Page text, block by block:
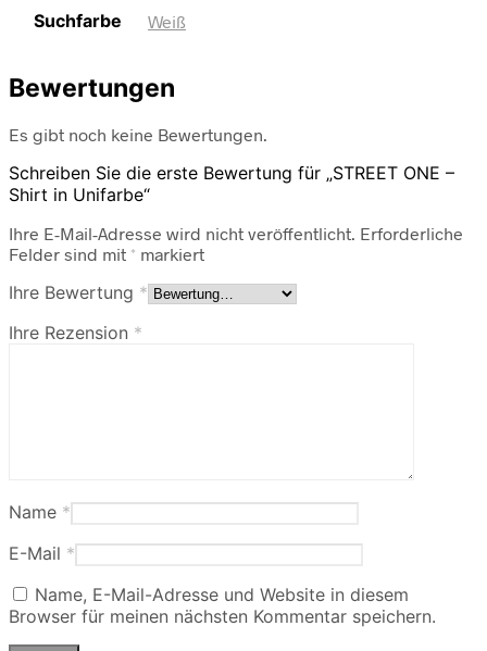
Suchfarbe Weiß
Bewertungen
Es gibt noch keine Bewertungen.
Schreiben Sie die erste Bewertung für „STREET ONE –
Shirt in Unifarbe“
Ihre E-Mail-Adresse wird nicht veröffentlicht. Erforderliche
Felder sind mit * markiert
Ihre Bewertung *
Ihre Rezension *
Name *
E-Mail *
Name, E-Mail-Adresse und Website in diesem
Browser für meinen nächsten Kommentar speichern.